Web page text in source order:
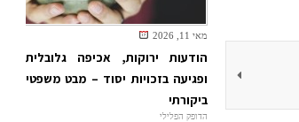
מאי 11, 2026
הודעות ירוקות, אכיפה גלובלית
ופגיעה בזכויות יסוד – מבט משפטי
ביקורתי
הדופק הפלילי